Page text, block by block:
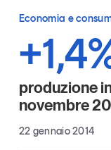
Contatti
Tendenze
La nostra
Iscriviti
Economia e
produzione
novembre
22 gennaio 2014